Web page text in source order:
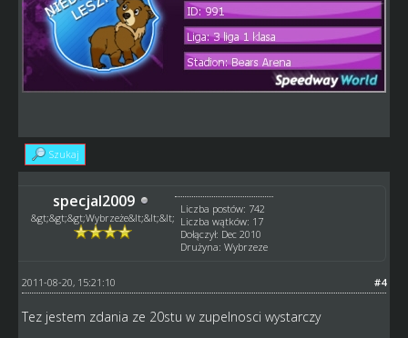
Szukaj
specjal2009
&gt;&gt;&gt;Wybrzeże&lt;&lt;&lt;
Liczba postów: 742
Liczba wątków: 17
Dołączył: Dec 2010
Drużyna: Wybrzeze
#4
2011-08-20, 15:21:10
Tez jestem zdania ze 20stu w zupelnosci wystarczy